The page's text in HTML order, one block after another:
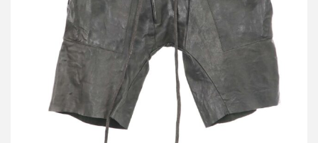
詳しく見る